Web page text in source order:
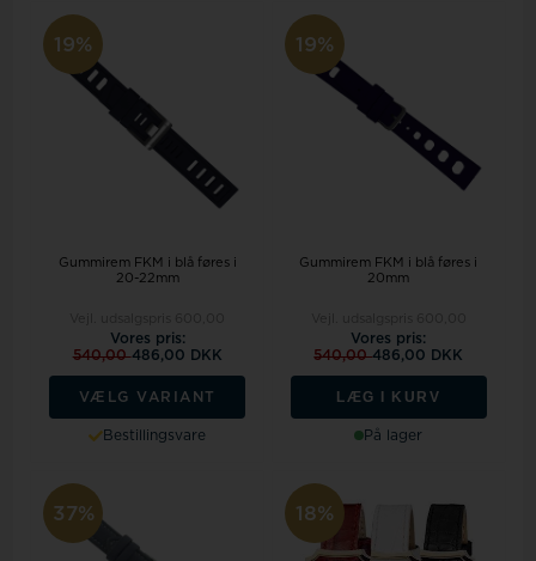
19%
Gummirem FKM i blå føres i
20-22mm
Vores pris:
540,00486,00 DKK
VÆLG VARIANT
Bestillingsvare
19%
Gummirem FKM i blå føres i
20mm
Vores pris:
540,00486,00 DKK
LÆG I KURV
På lager
37% 18%